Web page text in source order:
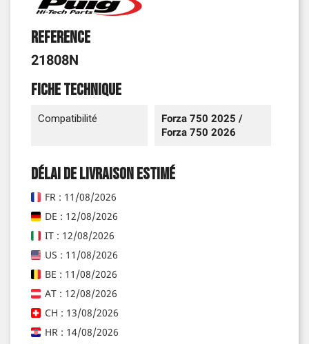
Reference
21808N
Fiche technique
Compatibilité
Forza 750 2025 /
Forza 750 2026
Délai de livraison estimé
FR : 11/08/2026
DE : 12/08/2026
IT : 12/08/2026
US : 11/08/2026
BE : 11/08/2026
AT : 12/08/2026
CH : 13/08/2026
HR : 14/08/2026